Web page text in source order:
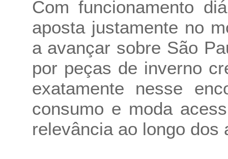
Com funcionamento
aposta justamente no
a avançar sobre São
por peças de inverno
exatamente nesse
consumo e moda
relevância ao longo dos